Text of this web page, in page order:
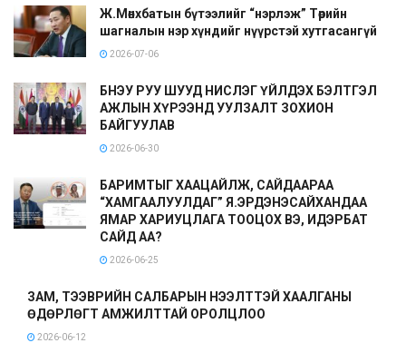
Ж.Мөнхбатын бүтээлийг “нэрлэж” Төрийн
шагналын нэр хүндийг нүүрстэй хутгасангүй
2026-07-06
БНЭУ РУУ ШУУД НИСЛЭГ ҮЙЛДЭХ БЭЛТГЭЛ
АЖЛЫН ХҮРЭЭНД УУЛЗАЛТ ЗОХИОН
БАЙГУУЛАВ
2026-06-30
БАРИМТЫГ ХААЦАЙЛЖ, САЙДААРАА
“ХАМГААЛУУЛДАГ” Я.ЭРДЭНЭСАЙХАНДАА
ЯМАР ХАРИУЦЛАГА ТООЦОХ ВЭ, ИДЭРБАТ
САЙД АА?
2026-06-25
ЗАМ, ТЭЭВРИЙН САЛБАРЫН НЭЭЛТТЭЙ ХААЛГАНЫ
ӨДӨРЛӨГТ АМЖИЛТТАЙ ОРОЛЦЛОО
2026-06-12